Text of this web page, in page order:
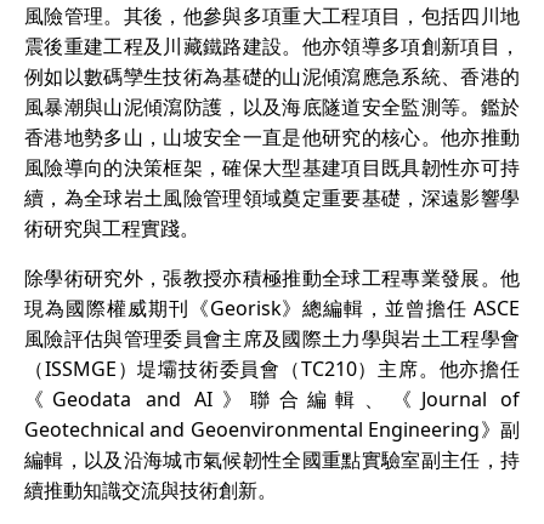
風險管理。其後，他參與多項重大工程項目，包括四川地
震後重建工程及川藏鐵路建設。他亦領導多項創新項目，
例如以數碼孿生技術為基礎的山泥傾瀉應急系統、香港的
風暴潮與山泥傾瀉防護，以及海底隧道安全監測等。鑑於
香港地勢多山，山坡安全一直是他研究的核心。他亦推動
風險導向的決策框架，確保大型基建項目既具韌性亦可持
續，為全球岩土風險管理領域奠定重要基礎，深遠影響學
術研究與工程實踐。
除學術研究外，張教授亦積極推動全球工程專業發展。他
現為國際權威期刊《Georisk》總編輯，並曾擔任 ASCE
風險評估與管理委員會主席及國際土力學與岩土工程學會
（ISSMGE）堤壩技術委員會（TC210）主席。他亦擔任
《Geodata and AI》聯合編輯、《Journal of
Geotechnical and Geoenvironmental Engineering》副
編輯，以及沿海城市氣候韌性全國重點實驗室副主任，持
續推動知識交流與技術創新。